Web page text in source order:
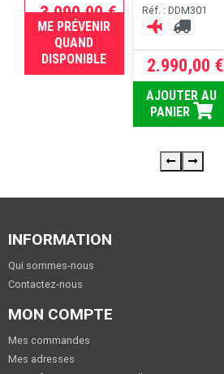
3.090,00 €
RUPTURE
ME PRÉVENIR
QUAND
DISPONIBLE
Réf. : DDM301
2.990,00 €
AJOUTER AU
PANIER
INFORMATION
Qui sommes-nous
Contactez-nous
MON COMPTE
Mes commandes
Mes adresses